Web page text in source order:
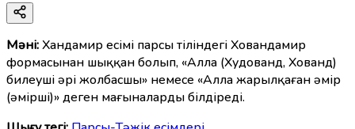
Мәні:Хандамир есімі парсы тіліндегі Ховандамир
формасынан шыққан болып, «Алла (Худованд, Хованд)
билеуші әрі жолбасшы» немесе «Алла жарылқаған әмір
(әмірші)» деген мағыналарды білдіреді.